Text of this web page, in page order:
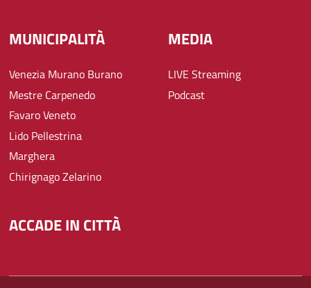
MUNICIPALITÀ
Venezia Murano Burano
Mestre Carpenedo
Favaro Veneto
Lido Pellestrina
Marghera
Chirignago Zelarino
MEDIA
LIVE Streaming
Podcast
ACCADE IN CITTÀ